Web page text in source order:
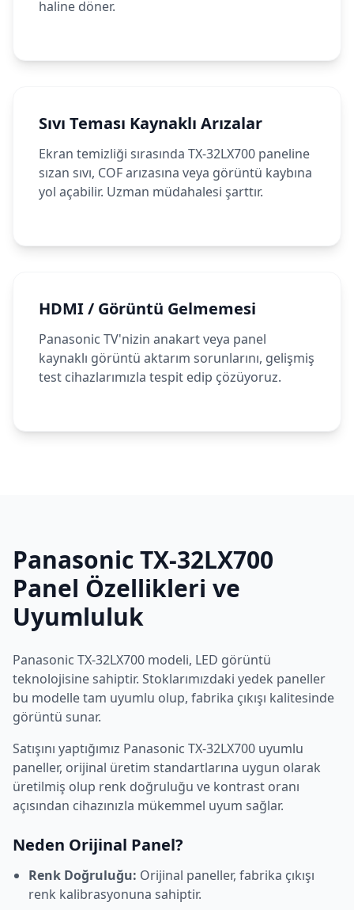
haline döner.
Sıvı Teması Kaynaklı Arızalar
Ekran temizliği sırasında TX-32LX700 paneline
sızan sıvı, COF arızasına veya görüntü kaybına
yol açabilir. Uzman müdahalesi şarttır.
HDMI / Görüntü Gelmemesi
Panasonic TV'nizin anakart veya panel
kaynaklı görüntü aktarım sorunlarını, gelişmiş
test cihazlarımızla tespit edip çözüyoruz.
PanasonicTX-32LX700
Panel Özellikleri ve
Uyumluluk
Panasonic TX-32LX700 modeli, LED görüntü
teknolojisine sahiptir. Stoklarımızdaki yedek paneller
bu modelle tam uyumlu olup, fabrika çıkışı kalitesinde
görüntü sunar.
Satışını yaptığımız Panasonic TX-32LX700 uyumlu
paneller, orijinal üretim standartlarına uygun olarak
üretilmiş olup renk doğruluğu ve kontrast oranı
açısından cihazınızla mükemmel uyum sağlar.
Neden Orijinal Panel?
Renk Doğruluğu: Orijinal paneller, fabrika çıkışı
renk kalibrasyonuna sahiptir.